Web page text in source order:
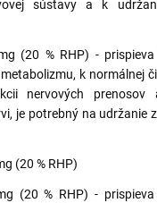
sústavy a k
(20 % RHP) -
k normálnej
nervových
je potrebný na udržanie
(20 % RHP)
(20 % RHP) -